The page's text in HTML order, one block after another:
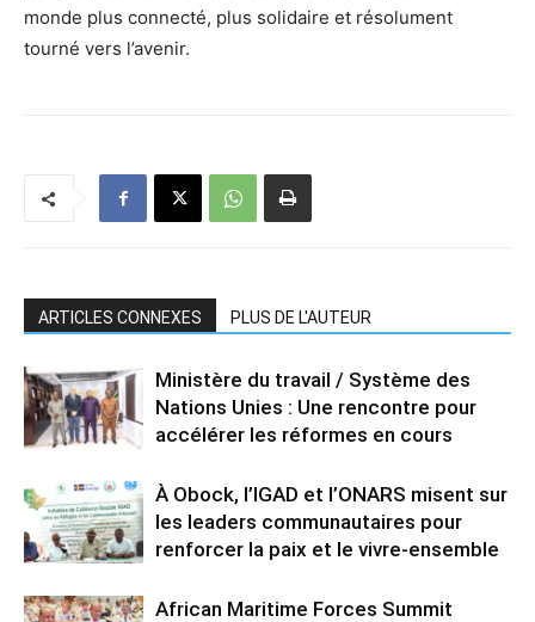
monde plus connecté, plus solidaire et résolument
tourné vers l’avenir.
ARTICLES CONNEXES PLUS DE L'AUTEUR
Ministère du travail / Système des
Nations Unies : Une rencontre pour
accélérer les réformes en cours
À Obock, l’IGAD et l’ONARS misent sur
les leaders communautaires pour
renforcer la paix et le vivre-ensemble
African Maritime Forces Summit